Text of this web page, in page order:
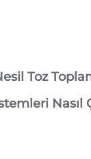
Toz
Nasıl